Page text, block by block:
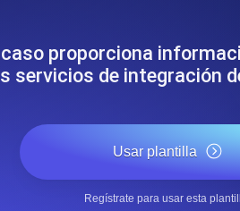
APIs. Gratis para empezar.
y tareas programadas. Gratis
proporciona
servicios de integración
Usar plantilla
Regístrate para usar esta